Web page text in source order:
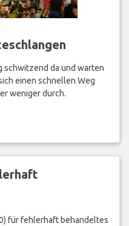
schwitzend da und warten
einen schnellen Weg
weniger durch.
für fehlerhaft behandeltes